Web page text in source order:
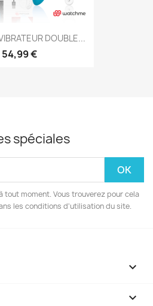
DOUBLE...
54,99 €
spéciales
tout moment. Vous trouverez pour cela
les conditions d'utilisation du site.

